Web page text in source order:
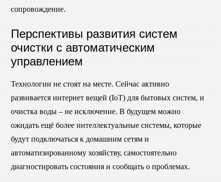
сопровождение.
Перспективы развития систем
очистки с автоматическим
управлением
Технологии не стоят на месте. Сейчас активно
развивается интернет вещей (IoT) для бытовых систем, и
очистка воды – не исключение. В будущем можно
ожидать ещё более интеллектуальные системы, которые
будут подключаться к домашним сетям и
автоматизированному хозяйству, самостоятельно
диагностировать состояния и сообщать о проблемах.